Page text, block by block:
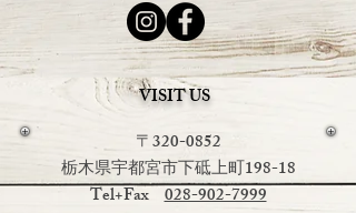
VISIT US
〒320-0852
栃木県宇都宮市下砥上町198-18
Tel+Fax028-902-7999